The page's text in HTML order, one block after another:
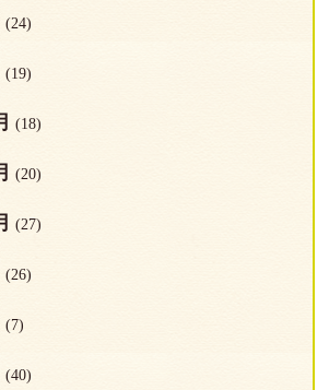
(24)
(19)
(18)
(20)
(27)
(26)
(7)
(40)